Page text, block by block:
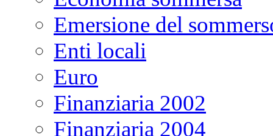
Emersione del
Enti locali
Euro
Finanziaria 2002
Finanziaria 2004